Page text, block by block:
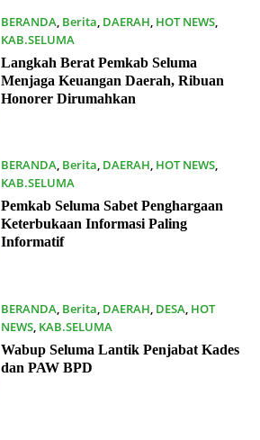
BERANDA Berita DAERAH HOT NEWS,
KAB.SELUMA
31/12/2025
Langkah Berat Pemkab Seluma
Menjaga Keuangan Daerah, Ribuan
Honorer Dirumahkan
BERANDA, Berita, DAERAH, HOT NEWS,
KAB.SELUMA
23/12/2025
Pemkab Seluma Sabet Penghargaan
Keterbukaan Informasi Paling
Informatif
BERANDA, Berita, DAERAH, DESA, HOT
NEWS, KAB.SELUMA
16/12/2025
Wabup Seluma Lantik Penjabat Kades
dan PAW BPD